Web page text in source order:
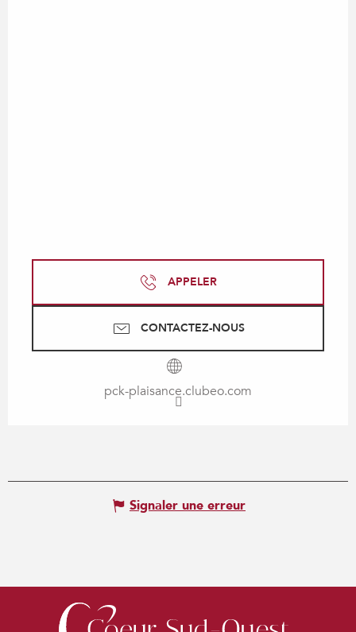
APPELER
CONTACTEZ-NOUS
pck-plaisance.clubeo.com
Signaler une erreur